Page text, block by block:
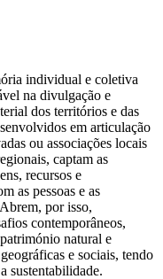
individual e coletiva
na divulgação e
dos territórios e das
em articulação
ou associações locais
captam as
recursos e
as pessoas e as
por isso,
contemporâneos,
natural e
e sociais, tendo
sustentabilidade.